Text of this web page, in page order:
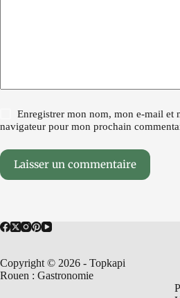
Enregistrer mon nom, mon e-mail et
navigateur pour mon prochain
Laisser un commentaire
Copyright © 2026 - Topkapi
Rouen : Gastronomie